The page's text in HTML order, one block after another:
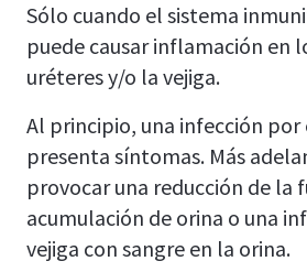
Sólo cuando el sistema
puede causar inflamación en
uréteres y/o la vejiga.
Al principio, una infección por
presenta síntomas. Más
provocar una reducción de la
acumulación de orina o una
vejiga con sangre en la orina.